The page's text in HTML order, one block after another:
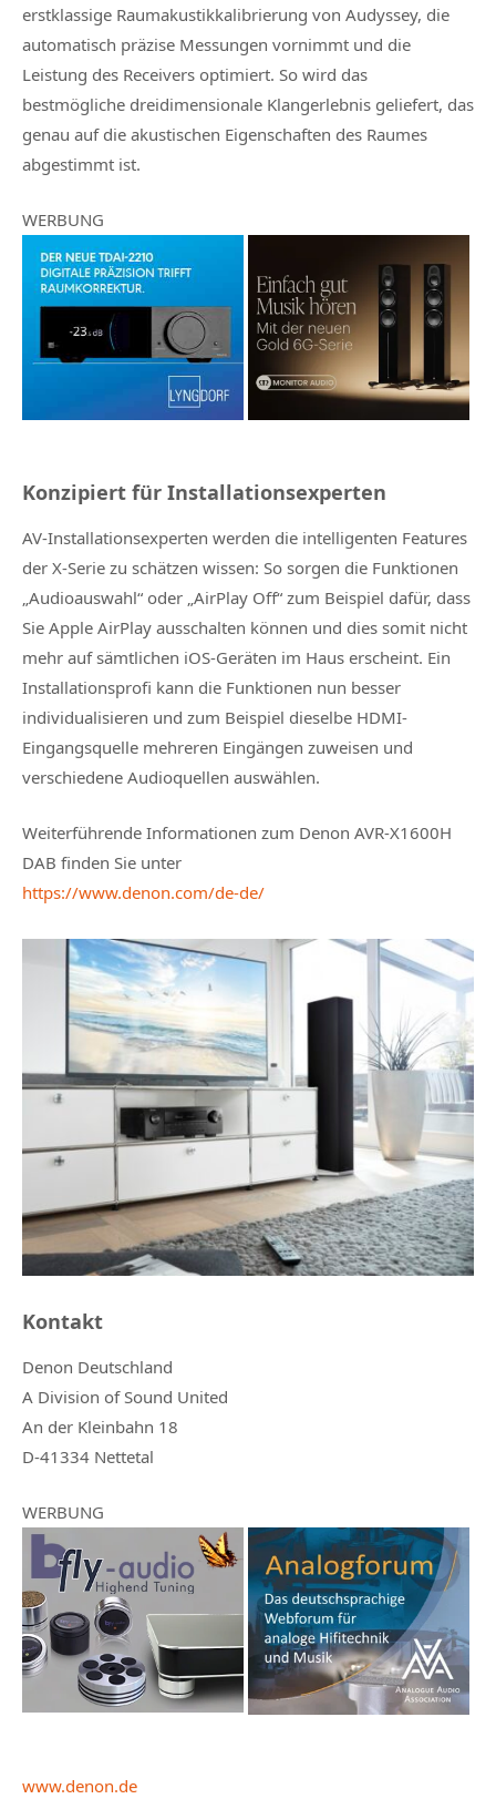
erstklassige Raumakustikkalibrierung von Audyssey, die
automatisch präzise Messungen vornimmt und die
Leistung des Receivers optimiert. So wird das
bestmögliche dreidimensionale Klangerlebnis geliefert, das
genau auf die akustischen Eigenschaften des Raumes
abgestimmt ist.
WERBUNG
Konzipiert für Installationsexperten
AV-Installationsexperten werden die intelligenten Features
der X-Serie zu schätzen wissen: So sorgen die Funktionen
„Audioauswahl“ oder „AirPlay Off“ zum Beispiel dafür, dass
Sie Apple AirPlay ausschalten können und dies somit nicht
mehr auf sämtlichen iOS-Geräten im Haus erscheint. Ein
Installationsprofi kann die Funktionen nun besser
individualisieren und zum Beispiel dieselbe HDMI-
Eingangsquelle mehreren Eingängen zuweisen und
verschiedene Audioquellen auswählen.
Weiterführende Informationen zum Denon AVR-X1600H
DAB finden Sie unter
https://www.denon.com/de-de/
Kontakt
Denon Deutschland
A Division of Sound United
An der Kleinbahn 18
D-41334 Nettetal
WERBUNG
www.denon.de